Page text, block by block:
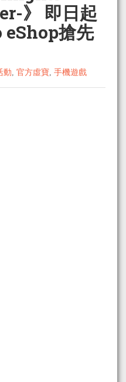
》 即日起
搶先
動, 官方虛寶, 手機遊戲